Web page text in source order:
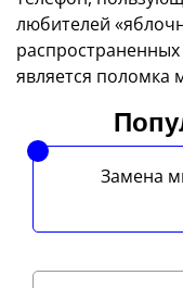
любителей
является поломка
Замена